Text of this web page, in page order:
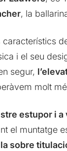
, la
i el seu
segur,
molt
estupor i
el muntatge
sobre